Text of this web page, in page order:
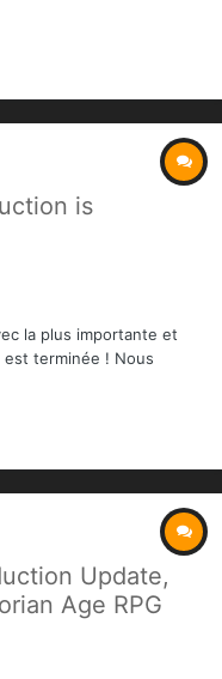
30 octobre. Australie :
is
la plus importante et
terminée ! Nous
Update,
Age RPG